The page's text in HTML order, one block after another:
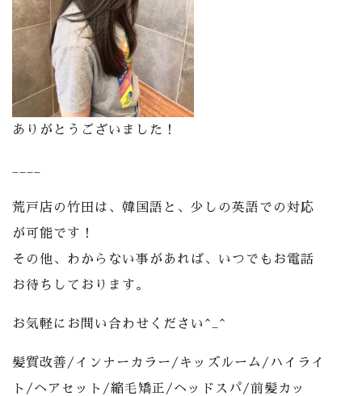
ありがとうございました！
荒戸店の竹田は、韓国語と、少しの英語での対応
が可能です！
その他、わからない事があれば、いつでもお電話
お待ちしております。
お気軽にお問い合わせください^_^
髪質改善/インナーカラー/キッズルーム/ハイライ
ト/ヘアセット/縮毛矯正/ヘッドスパ/前髪カッ